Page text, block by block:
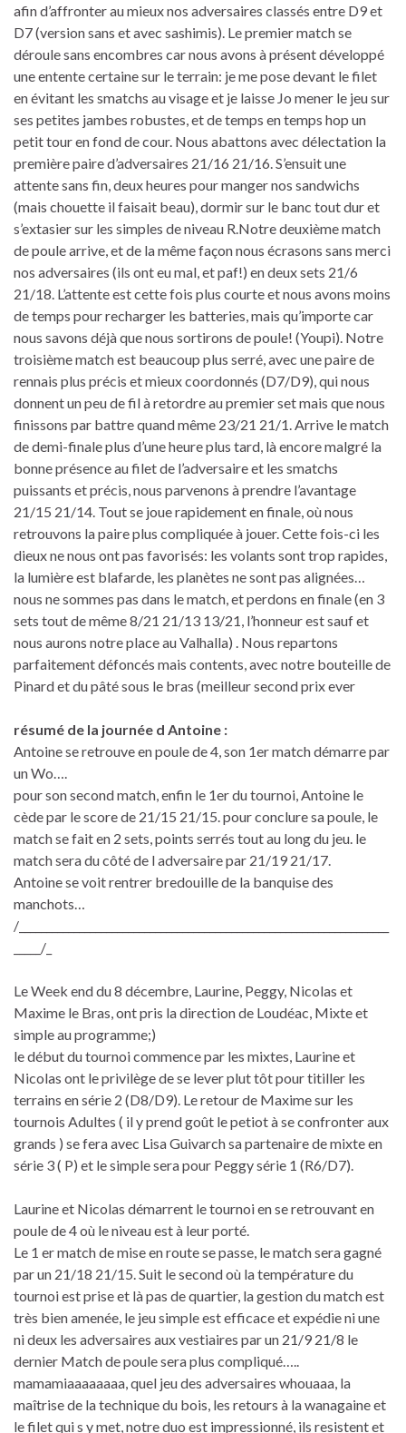
afin d’affronter au mieux nos adversaires classés entre D9 et
D7 (version sans et avec sashimis). Le premier match se
déroule sans encombres car nous avons à présent développé
une entente certaine sur le terrain: je me pose devant le filet
en évitant les smatchs au visage et je laisse Jo mener le jeu sur
ses petites jambes robustes, et de temps en temps hop un
petit tour en fond de cour. Nous abattons avec délectation la
première paire d’adversaires 21/16 21/16. S’ensuit une
attente sans fin, deux heures pour manger nos sandwichs
(mais chouette il faisait beau), dormir sur le banc tout dur et
s’extasier sur les simples de niveau R.Notre deuxième match
de poule arrive, et de la même façon nous écrasons sans merci
nos adversaires (ils ont eu mal, et paf!) en deux sets 21/6
21/18. L’attente est cette fois plus courte et nous avons moins
de temps pour recharger les batteries, mais qu’importe car
nous savons déjà que nous sortirons de poule! (Youpi). Notre
troisième match est beaucoup plus serré, avec une paire de
rennais plus précis et mieux coordonnés (D7/D9), qui nous
donnent un peu de fil à retordre au premier set mais que nous
finissons par battre quand même 23/21 21/1. Arrive le match
de demi-finale plus d’une heure plus tard, là encore malgré la
bonne présence au filet de l’adversaire et les smatchs
puissants et précis, nous parvenons à prendre l’avantage
21/15 21/14. Tout se joue rapidement en finale, où nous
retrouvons la paire plus compliquée à jouer. Cette fois-ci les
dieux ne nous ont pas favorisés: les volants sont trop rapides,
la lumière est blafarde, les planètes ne sont pas alignées…
nous ne sommes pas dans le match, et perdons en finale (en 3
sets tout de même 8/21 21/13 13/21, l’honneur est sauf et
nous aurons notre place au Valhalla) . Nous repartons
parfaitement défoncés mais contents, avec notre bouteille de
Pinard et du pâté sous le bras (meilleur second prix ever
résumé de la journée d Antoine :
Antoine se retrouve en poule de 4, son 1er match démarre par
un Wo….
pour son second match, enfin le 1er du tournoi, Antoine le
cède par le score de 21/15 21/15. pour conclure sa poule, le
match se fait en 2 sets, points serrés tout au long du jeu. le
match sera du côté de l adversaire par 21/19 21/17.
Antoine se voit rentrer bredouille de la banquise des
manchots…
/____________________________________________________________________
_____/_
Le Week end du 8 décembre, Laurine, Peggy, Nicolas et
Maxime le Bras, ont pris la direction de Loudéac, Mixte et
simple au programme;)
le début du tournoi commence par les mixtes, Laurine et
Nicolas ont le privilège de se lever plut tôt pour titiller les
terrains en série 2 (D8/D9). Le retour de Maxime sur les
tournois Adultes ( il y prend goût le petiot à se confronter aux
grands ) se fera avec Lisa Guivarch sa partenaire de mixte en
série 3 ( P) et le simple sera pour Peggy série 1 (R6/D7).
Laurine et Nicolas démarrent le tournoi en se retrouvant en
poule de 4 où le niveau est à leur porté.
Le 1 er match de mise en route se passe, le match sera gagné
par un 21/18 21/15. Suit le second où la température du
tournoi est prise et là pas de quartier, la gestion du match est
très bien amenée, le jeu simple est efficace et expédie ni une
ni deux les adversaires aux vestiaires par un 21/9 21/8 le
dernier Match de poule sera plus compliqué…..
mamamiaaaaaaaa, quel jeu des adversaires whouaaa, la
maîtrise de la technique du bois, les retours à la wanagaine et
le filet qui s y met, notre duo est impressionné, ils resistent et